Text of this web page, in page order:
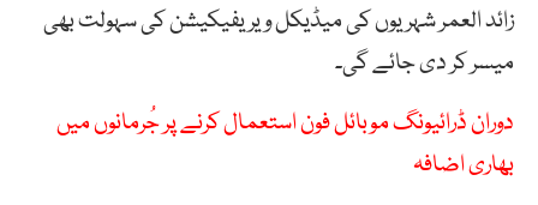
زائد العمر شہریوں کی میڈیکل ویریفیکیشن کی سہولت بھی
میسر کر دی جائے گی۔
دوران ڈرائیونگ موبائل فون استعمال کرنے پر جُرمانوں میں
بھاری اضافہ